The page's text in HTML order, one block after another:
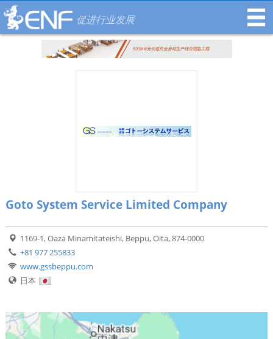
促进行业发展
Goto System Service Limited Company
1169-1, Oaza Minamitateishi, Beppu, Oita, 874-0000
+81 977 255833
www.gssbeppu.com
日本